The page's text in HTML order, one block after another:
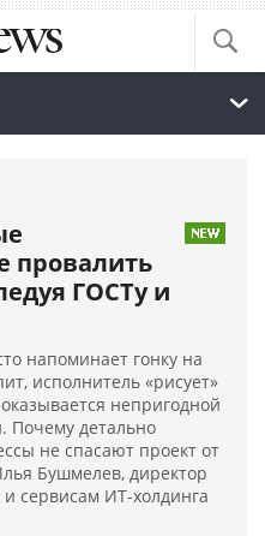
провалить
ГОСТу и
напоминает гонку на
исполнитель «рисует»
непригодной
Почему детально
не спасают проект от
Бушмелев, директор
сервисам ИТ-холдинга